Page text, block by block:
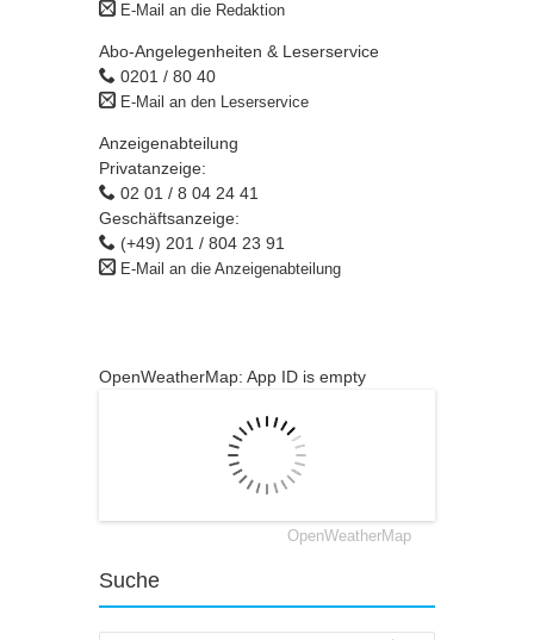
E-Mail an die Redaktion
Abo-Angelegenheiten & Leserservice
0201 / 80 40
E-Mail an den Leserservice
Anzeigenabteilung
Privatanzeige:
02 01 / 8 04 24 41
Geschäftsanzeige:
(+49) 201 / 804 23 91
E-Mail an die Anzeigenabteilung
OpenWeatherMap: App ID is empty
OpenWeatherMap
Suche